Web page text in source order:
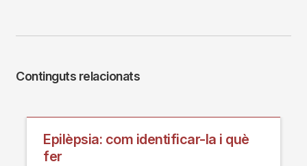
Continguts relacionats
Epilèpsia: com identificar-la i què
fer